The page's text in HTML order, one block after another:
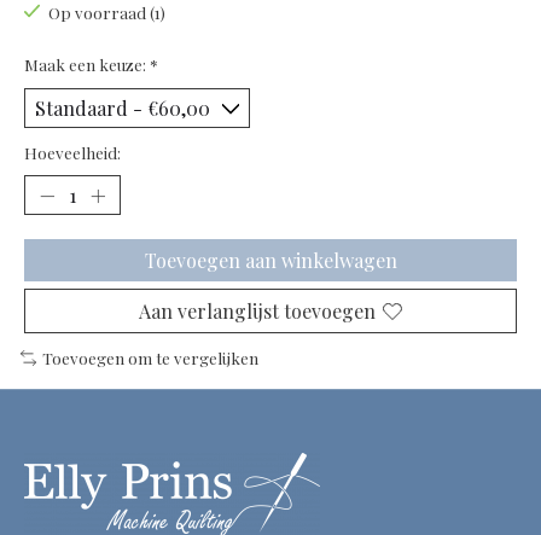
Op voorraad (1)
Maak een keuze: *
Hoeveelheid:
Toevoegen aan winkelwagen
Aan verlanglijst toevoegen
Toevoegen om te vergelijken